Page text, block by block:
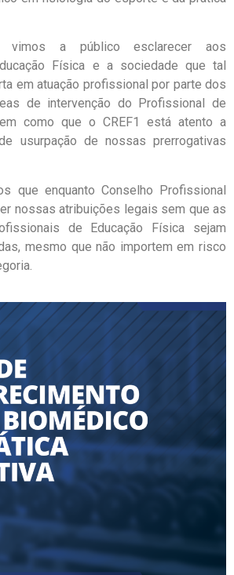
vimos a público esclarecer aos
Física e a sociedade que tal
em atuação profissional por parte dos
de intervenção do Profissional de
como que o CREF1 está atento a
usurpação de nossas prerrogativas
que enquanto Conselho Profissional
nossas atribuições legais sem que as
de Educação Física sejam
mesmo que não importem em risco